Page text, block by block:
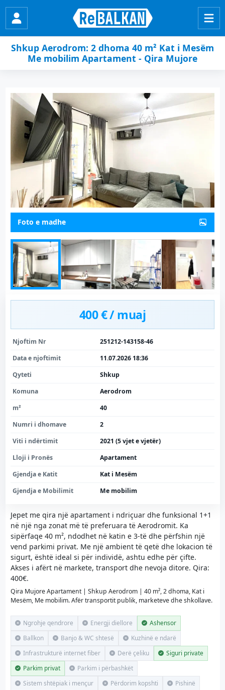
Shkup Aerodrom: 2 dhoma 40 m² Kat i Mesëm
Me mobilim Apartament - Qira Mujore
Foto e madhe
Jepet me qira një apartament i ndriçuar dhe funksional 1+1
në një nga zonat më të preferuara të Aerodromit. Ka
sipërfaqe 40 m², ndodhet në katin e 3-të dhe përfshin një
vend parkimi privat. Me një ambient të qetë dhe lokacion të
sigurt, është ideal si për individë, ashtu edhe për çifte.
Akses i afërt në markete, transport dhe nevoja ditore. Qira:
400€.
Qira Mujore Apartament | Shkup Aerodrom | 40 m², 2 dhoma, Kat i
Mesëm, Me mobilim. Afër transportit publik, marketeve dhe shkollave.
Ngrohje qendrore Energji diellore
Ashensor
Ballkon
Banjo & WC shtesë
Kuzhinë e ndarë
Infrastrukturë internet fiber
Derë çeliku
Siguri private
Parkim privat
Parkim i përbashkët
Sistem shtëpiak i mençur
Përdorim kopshti
Pishinë
400 € / muaj
Njoftim Nr
251212-143158-46
Data e njoftimit
11.07.2026 18:36
Qyteti
Shkup
Komuna
Aerodrom
m²
40
Numri i dhomave
2
Viti i ndërtimit
2021 (5 vjet e vjetër)
Lloji i Pronës
Apartament
Gjendja e Katit
Kat i Mesëm
Gjendja e Mobilimit
Me mobilim